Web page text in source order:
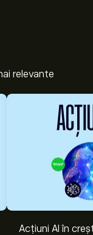
relevante
Acțiuni AI în